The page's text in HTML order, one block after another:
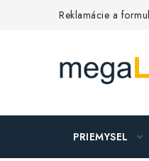
Reklamácie a
PRIEMYSEL